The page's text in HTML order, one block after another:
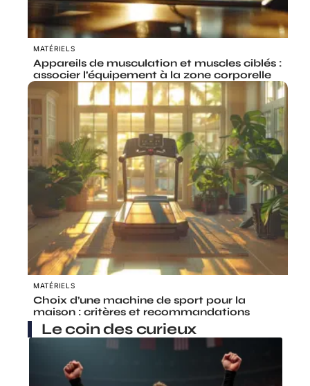
MATÉRIELS
Appareils de musculation et muscles ciblés :
associer l’équipement à la zone corporelle
MATÉRIELS
Choix d’une machine de sport pour la
maison : critères et recommandations
Le coin des curieux